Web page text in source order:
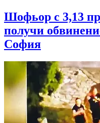
Шофьор с 3,13
получи
София